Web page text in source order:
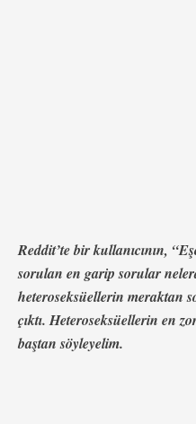
Reddit’te bir kullanıcının,
sorulan en garip sorular
heteroseksüellerin meraktan
çıktı. Heteroseksüellerin en
baştan söyleyelim.